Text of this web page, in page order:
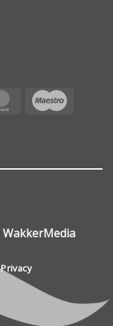
MasterCard
WakkerMedia
Privacy